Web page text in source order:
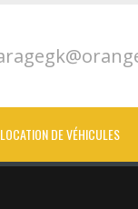
LOCATION DE VÉHICULES